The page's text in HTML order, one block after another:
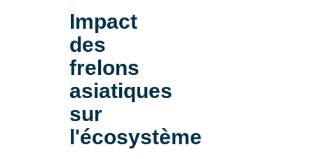
Impact
des
frelons
asiatiques
sur
l'écosystème